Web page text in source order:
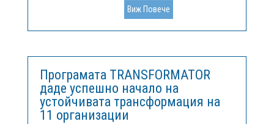
регион - АгроХъб.БГ , предоставящ безвъзмездни
услуги в рамките на одобрения по програма
"Цифрова Европа" проект AgroDigiRise, представя
Виж Повече
Програмата TRANSFORMATOR
даде успешно начало на
устойчивата трансформация на
11 организации